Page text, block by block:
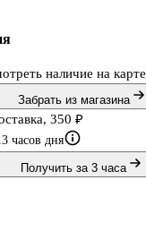
наличие на карте
Забрать из магазина
350 ₽
часов дня
Получить за 3 часа